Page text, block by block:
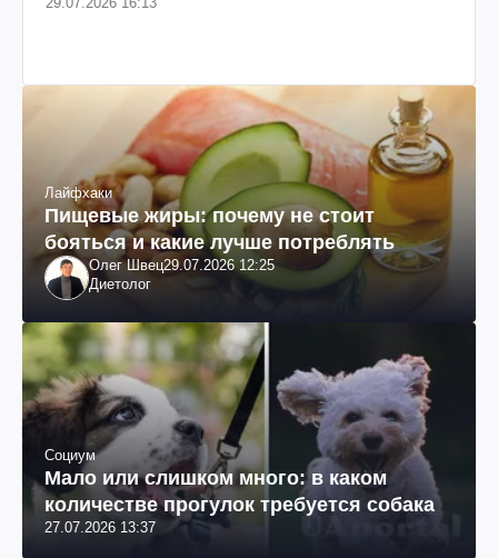
Лайфхаки
Пищевые жиры: почему не стоит
бояться и какие лучше потреблять
Олег Швец29.07.2026 12:25
Диетолог
Социум
Мало или слишком много: в каком
количестве прогулок требуется собака
27.07.2026 13:37